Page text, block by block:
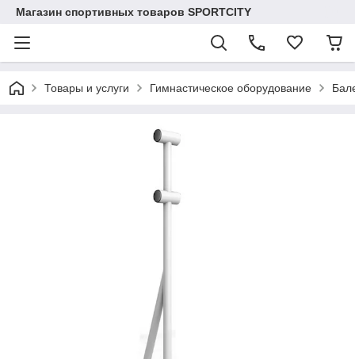
Магазин спортивных товаров SPORTCITY
Товары и услуги Гимнастическое оборудование